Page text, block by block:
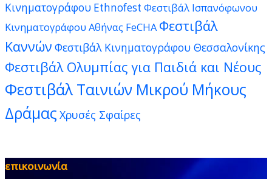
Κινηματογράφου Ethnofest Φεστιβάλ Ισπανόφωνου
Κινηματογράφου Αθήνας FeCHA Φεστιβάλ
Καννών Φεστιβάλ Κινηματογράφου Θεσσαλονίκης
Φεστιβάλ Ολυμπίας για Παιδιά και Νέους
Φεστιβάλ Ταινιών Μικρού Μήκους
Δράμας Χρυσές Σφαίρες
επικοινωνία